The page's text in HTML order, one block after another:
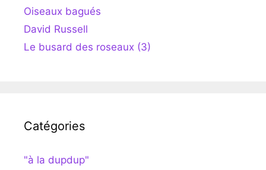
Oiseaux bagués
David Russell
Le busard des roseaux (3)
Catégories
"à la dupdup"